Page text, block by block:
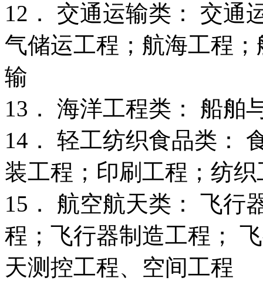
12． 交通运输类： 交通
气储运工程；航海工程
输
13． 海洋工程类： 船舶
14． 轻工纺织食品类：
装工程；印刷工程；纺
15． 航空航天类： 飞行
程；飞行器制造工程；
天测控工程、空间工程